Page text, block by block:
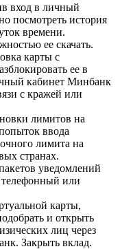
вход в личный
посмотреть история
времени.
ее скачать.
карты с
ее в
кабинет Минбанк
с кражей или
лимитов на
ввода
лимита на
странах.
уведомлений
или
карты,
и открыть
лиц через
Закрыть вклад.